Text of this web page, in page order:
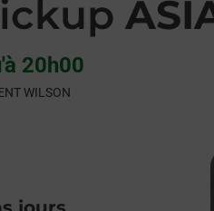
20h00
WILSON